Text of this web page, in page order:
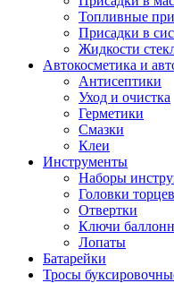
Топливные
Присадки в
Жидкости
Автокосметика и
Антисептики
Уход и очистка
Герметики
Смазки
Клеи
Инструменты
Наборы
Головки
Отвертки
Ключи
Лопаты
Батарейки
Тросы